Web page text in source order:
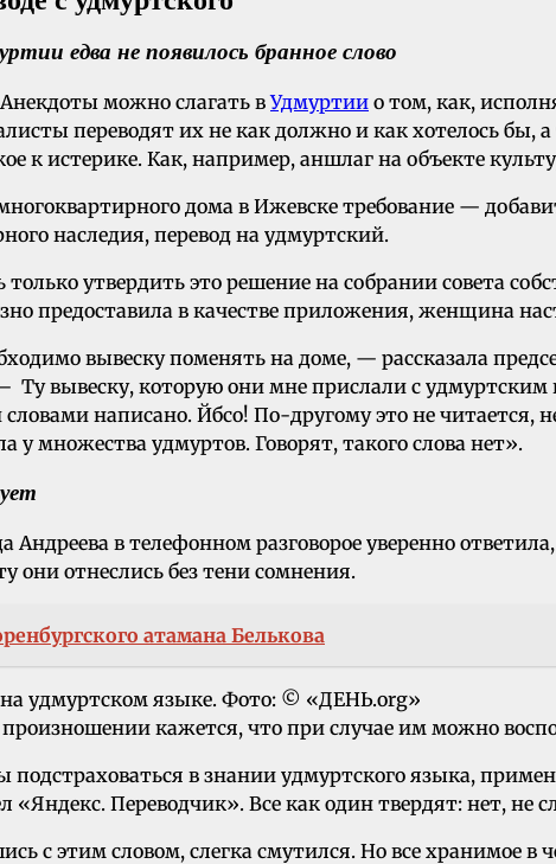
едва не появилось бранное слово
можно слагать вУдмуртии о том, как,
переводят их не как должно и как хотелось бы,
к истерике. Как, например, аншлаг на объекте
дома в Ижевске требование —
наследия, перевод на удмуртский.
утвердить это решение на собрании совета
предоставила в качестве приложения, женщина
вывеску поменять на доме, — рассказала
Ту вывеску, которую они мне прислали с
написано. Йбсо! По-другому это не читается,
у множества удмуртов. Говорят, такого слова нет».
в телефонном разговорое уверенно
они отнеслись без тени сомнения.
атамана Белькова
удмуртском языке. Фото: © «ДЕНЬ.org»
кажется, что при случае им можно
в знании удмуртского языка,
«Яндекс. Переводчик». Все как один твердят: нет, не
с этим словом, слегка смутился. Но все хранимое в